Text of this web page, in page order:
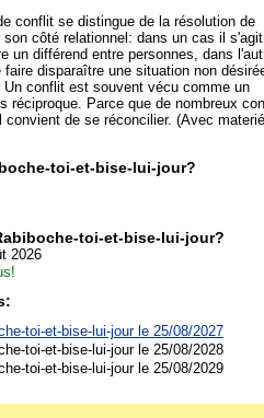
conflit se distingue de la résolution de
son côté relationnel: dans un cas il
un différend entre personnes, dans
disparaître une situation non
Un conflit est souvent vécu comme un
réciproque. Parce que de nombreux
convient de se réconcilier. (Avec
toi-et-bise-lui-jour?
toi-et-bise-lui-jour?
2026
toi-et-bise-lui-jour le 25/08/2027
toi-et-bise-lui-jour le 25/08/2028
toi-et-bise-lui-jour le 25/08/2029